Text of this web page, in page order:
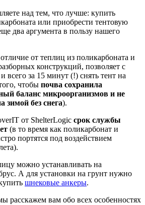
над тем, что лучше: купить
или приобрести тентовую
два аргумента в пользу нашего
от теплиц из поликарбоната и
конструкций, позволяет с
всего за 15 минут (!) снять тент на
чтобы почва сохранила
баланс микроорганизмов и не
зимой без снега).
от ShelterLogic срок службы
(в то время как поликарбонат и
портятся под воздействием
можно устанавливать на
А для установки на грунт нужно
шнековые анкеры.
расскажем вам обо всех особенностях